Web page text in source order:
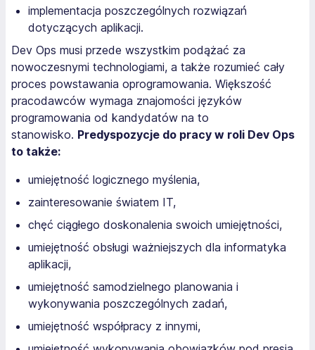
implementacja poszczególnych rozwiązań
dotyczących aplikacji.
Dev Ops musi przede wszystkim podążać za
nowoczesnymi technologiami, a także rozumieć cały
proces powstawania oprogramowania. Większość
pracodawców wymaga znajomości języków
programowania od kandydatów na to
stanowisko. Predyspozycje do pracy w roli Dev Ops
to także:
umiejętność logicznego myślenia,
zainteresowanie światem IT,
chęć ciągłego doskonalenia swoich umiejętności,
umiejętność obsługi ważniejszych dla informatyka
aplikacji,
umiejętność samodzielnego planowania i
wykonywania poszczególnych zadań,
umiejętność współpracy z innymi,